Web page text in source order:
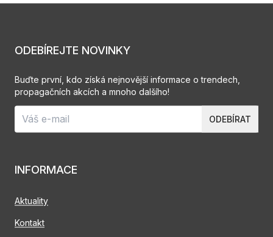
INFORMACE
Aktuality
Kontakt
ODEBÍREJTE NOVINKY
Buďte první, kdo získá nejnovější informace o trendech,
propagačních akcích a mnoho dalšího!
ODEBÍRAT